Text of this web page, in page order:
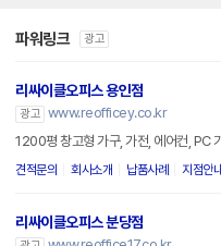
파워링크 광고
리싸이클오피스 용인점
광고 www.reofficey.co.kr
1200평 창고형 가구, 가전, 에어컨, PC
견적문의 회사소개 납품사례 지점안내
리싸이클오피스 분당점